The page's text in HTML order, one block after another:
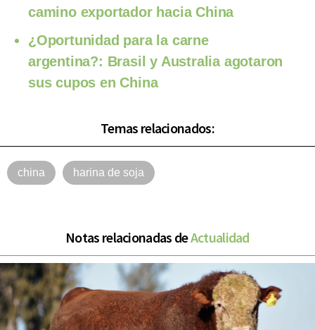
camino exportador hacia China
¿Oportunidad para la carne
argentina?: Brasil y Australia agotaron
sus cupos en China
Temas relacionados:
china harina de soja
Notas relacionadas deActualidad